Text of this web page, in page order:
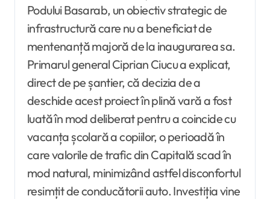
Podului Basarab, un obiectiv strategic de
infrastructură care nu a beneficiat de
mentenanță majoră de la inaugurarea sa.
Primarul general Ciprian Ciucu a explicat,
direct de pe șantier, că decizia de a
deschide acest proiect în plină vară a fost
luată în mod deliberat pentru a coincide cu
vacanța școlară a copiilor, o perioadă în
care valorile de trafic din Capitală scad în
mod natural, minimizând astfel disconfortul
resimțit de conducătorii auto. Investiția vine